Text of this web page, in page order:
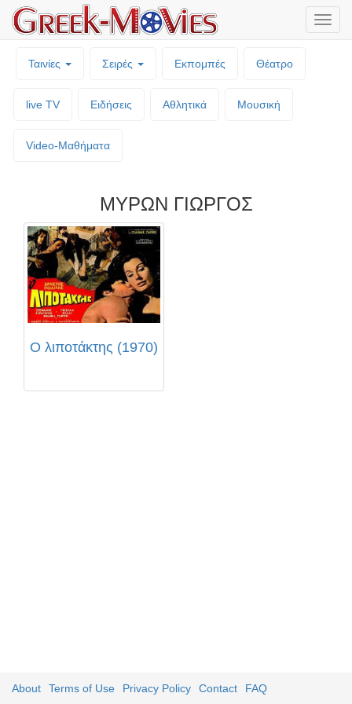
Ταινίες Σειρές Εκπομπές Θέατρο
live TV Ειδήσεις Αθλητικά Μουσική
Video-Mαθήματα
ΜΥΡΩΝ ΓΙΩΡΓΟΣ
Ο λιποτάκτης (1970)
About Terms of Use Privacy Policy Contact FAQ